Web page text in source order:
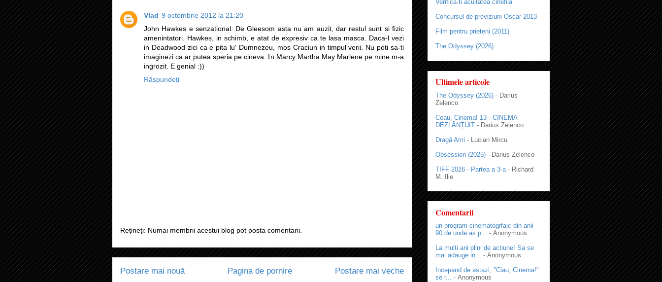
Vlad 9 octombrie 2012 la 21:20
John Hawkes e senzational. De Gleesom asta nu am auzit, dar restul sunt si fizic
amenintatori. Hawkes, in schimb, e atat de expresiv ca te lasa masca. Daca-l vezi
in Deadwood zici ca e pita lu' Dumnezeu, mos Craciun in timpul verii. Nu poti sa-ti
imaginezi ca ar putea speria pe cineva. In Marcy Martha May Marlene pe mine m-a
ingrozit. E genial :))
Răspundeți
Rețineți: Numai membrii acestui blog pot posta comentarii.
Postare mai nouă Postare mai veche
Pagina de pornire
Verifica-ti acuitatea cinefila
Concursul de previziuni Oscar 2013
Film pentru prieteni (2011)
The Odyssey (2026)
Ultimele articole
The Odyssey (2026) - Darius
Zelenco
Ceau, Cinema! 13 - CINEMA
DEZLĂNȚUIT - Darius Zelenco
Dragă Ami - Lucian Mircu
Obsession (2025) - Darius Zelenco
TIFF 2026 - Partea a 3-a - Richard
M. Ilie
Comentarii
un program cinematogrfaic din anii
90 de unde as p... - Anonymous
La multi ani plini de actiune! Sa se
mai adauge in... - Anonymous
Incepand de astazi, "Ciau, Cinema!"
se r... - Anonymous